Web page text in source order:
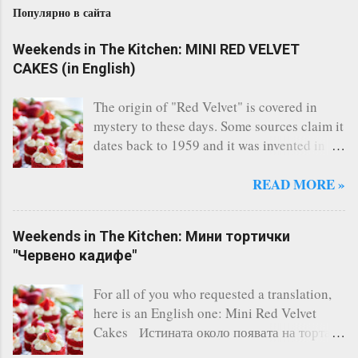
Популярно в сайта
Weekends in The Kitchen: MINI RED VELVET
CAKES (in English)
The origin of "Red Velvet" is covered in
mystery to these days. Some sources claim it
dates back to 1959 and it was invented in
Astoria - New York. Others say, a Canadian
considered one of the most famous cakes
and indeed it's one of the most delicious I
recipes online, however I always follow this
one and it has never failed me. A three-layer
cake is the perfect solution for any occasion
READ MORE »
Weekends in The Kitchen: Мини тортички
"Червено кадифе"
For all of you who requested a translation,
here is an English one: Mini Red Velvet
Cakes Истината около появата на тортата